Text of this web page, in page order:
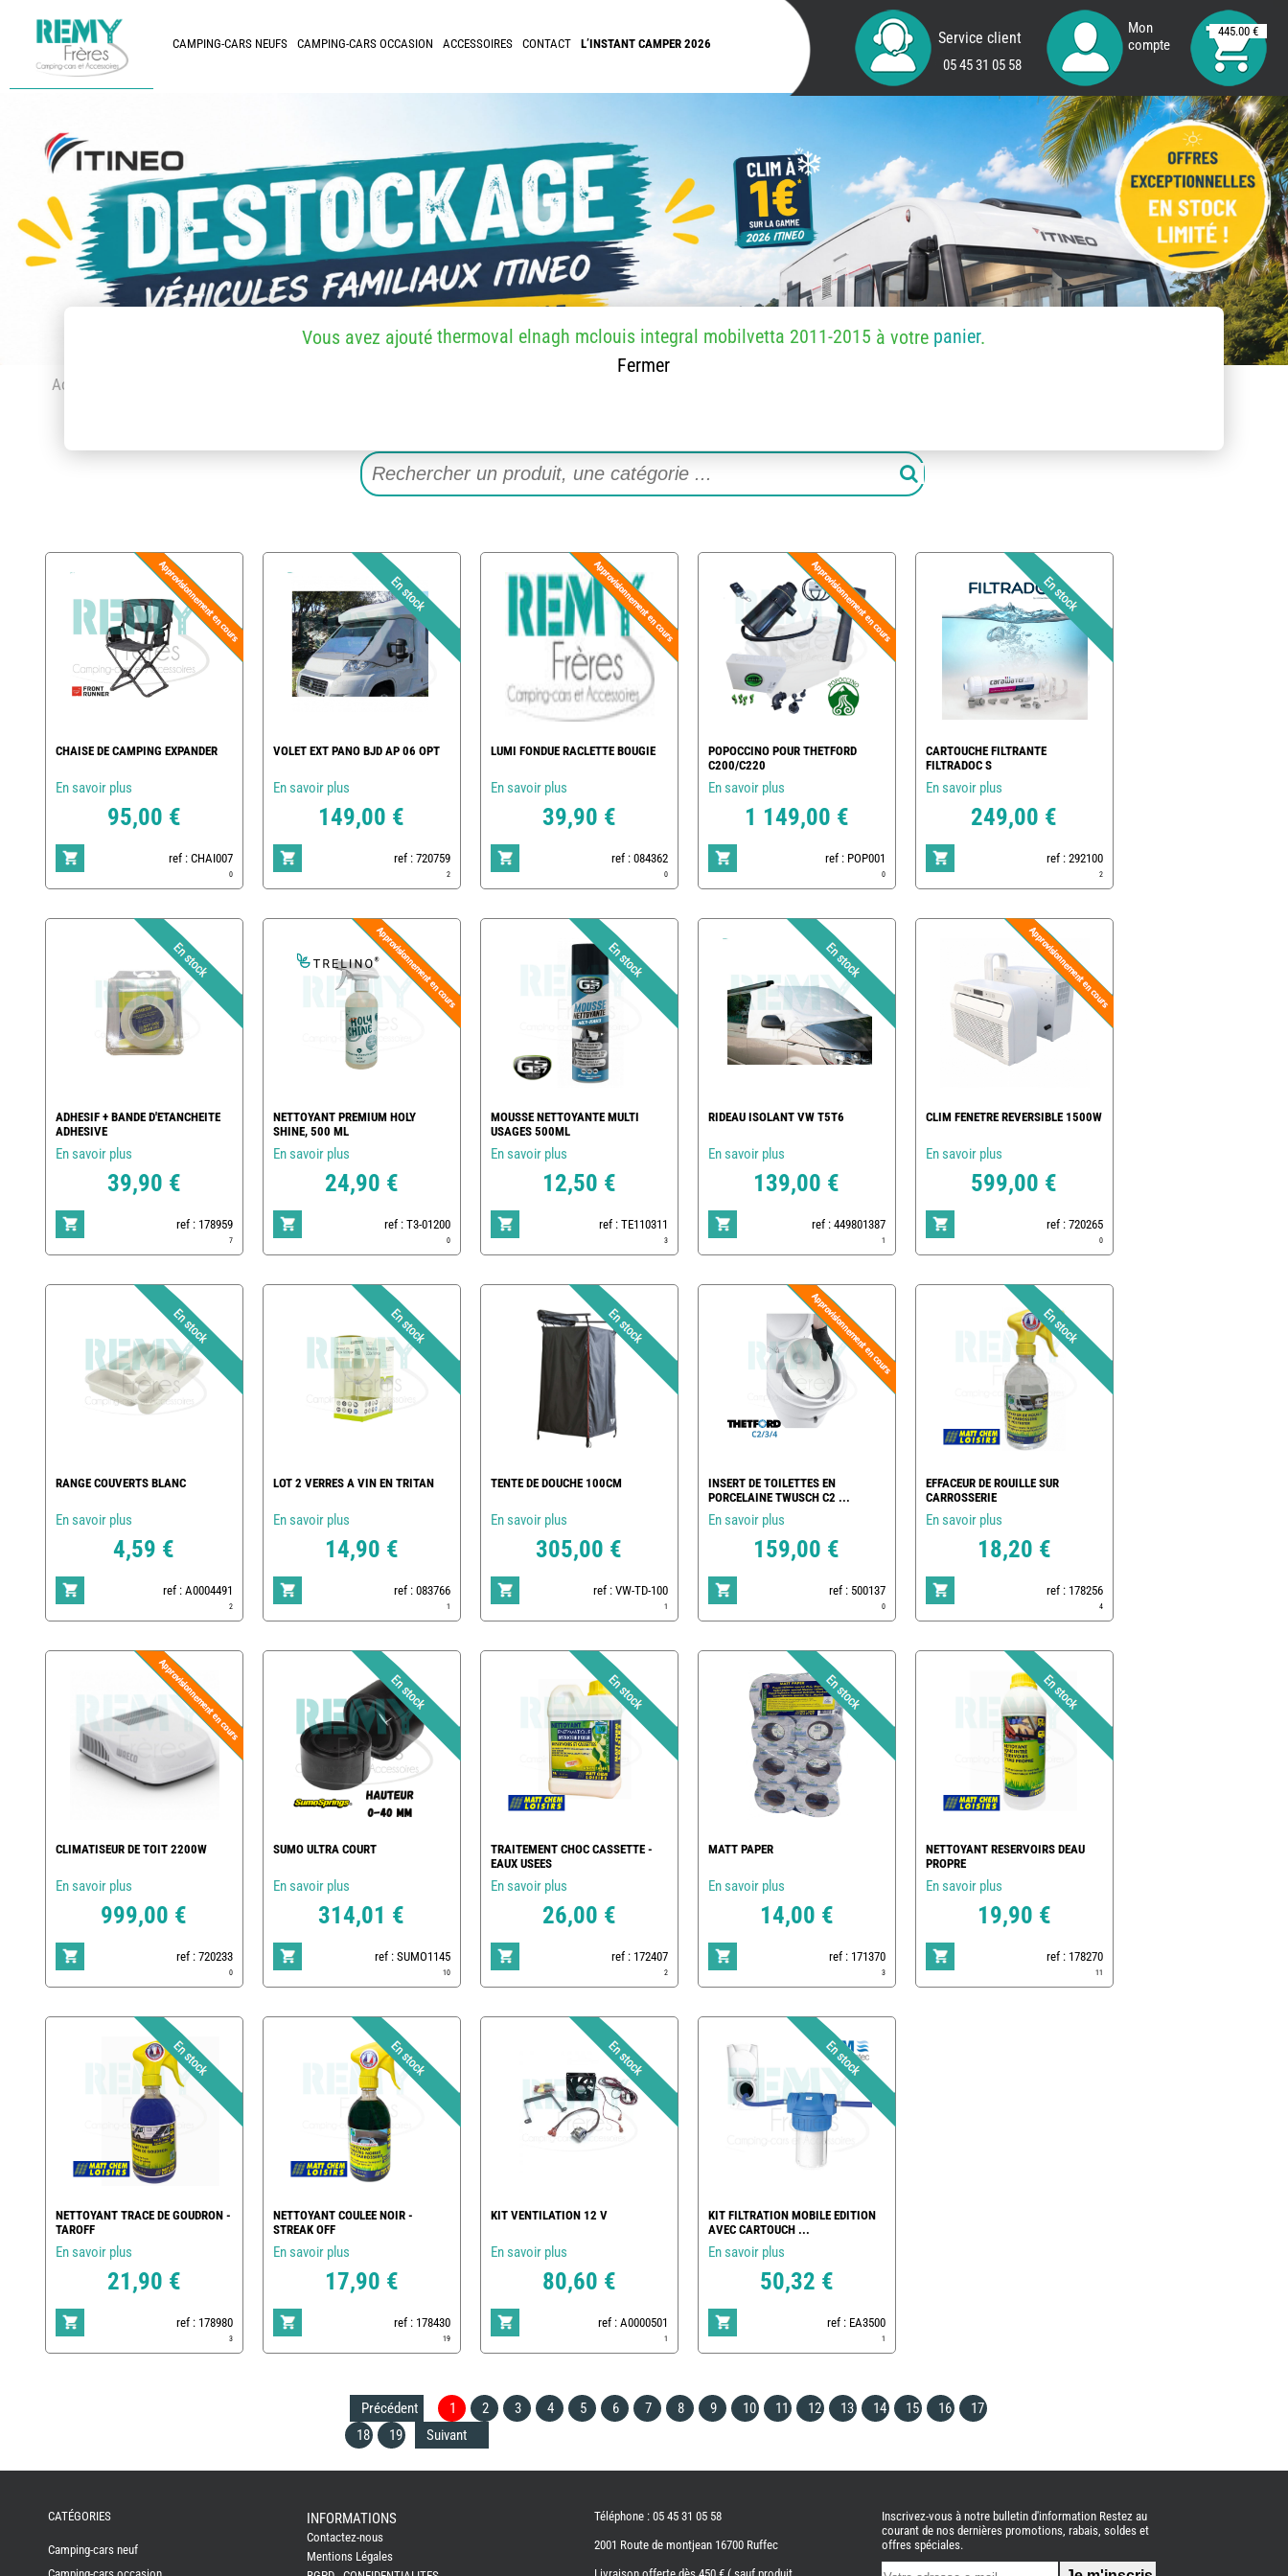
CAMPING-CARS NEUFS CAMPING-CARS OCCASION ACCESSOIRES CONTACT L’INSTANT CAMPER 2026 Service client
05 45 31 05 58
Mon
compte
445.00 €
Accueil
Vous avez ajoutéthermoval elnagh mclouis integral mobilvetta 2011-2015 à votre panier.
Fermer
CHAISE DE CAMPING EXPANDER
En savoir plus
95,00 €
ref : CHAI007
0
VOLET EXT PANO BJD AP 06 OPT
En savoir plus
149,00 €
ref : 720759
2
LUMI FONDUE RACLETTE BOUGIE
En savoir plus
39,90 €
ref : 084362
0
POPOCCINO POUR THETFORD
C200/C220
En savoir plus
1 149,00 €
ref : POP001
0
CARTOUCHE FILTRANTE
FILTRADOC S
En savoir plus
249,00 €
ref : 292100
2
ADHESIF + BANDE D'ETANCHEITE
ADHESIVE
En savoir plus
39,90 €
ref : 178959
7
NETTOYANT PREMIUM HOLY
SHINE, 500 ML
En savoir plus
24,90 €
ref : T3-01200
0
MOUSSE NETTOYANTE MULTI
USAGES 500ML
En savoir plus
12,50 €
ref : TE110311
3
RIDEAU ISOLANT VW T5T6
En savoir plus
139,00 €
ref : 449801387
1
CLIM FENETRE REVERSIBLE 1500W
En savoir plus
599,00 €
ref : 720265
0
RANGE COUVERTS BLANC
En savoir plus
4,59 €
ref : A0004491
2
LOT 2 VERRES A VIN EN TRITAN
En savoir plus
14,90 €
ref : 083766
1
TENTE DE DOUCHE 100CM
En savoir plus
305,00 €
ref : VW-TD-100
1
INSERT DE TOILETTES EN
PORCELAINE TWUSCH C2 ...
En savoir plus
159,00 €
ref : 500137
0
EFFACEUR DE ROUILLE SUR
CARROSSERIE
En savoir plus
18,20 €
ref : 178256
4
CLIMATISEUR DE TOIT 2200W
En savoir plus
999,00 €
ref : 720233
0
SUMO ULTRA COURT
En savoir plus
314,01 €
ref : SUMO1145
10
TRAITEMENT CHOC CASSETTE -
EAUX USEES
En savoir plus
26,00 €
ref : 172407
2
MATT PAPER
En savoir plus
14,00 €
ref : 171370
3
NETTOYANT RESERVOIRS DEAU
PROPRE
En savoir plus
19,90 €
ref : 178270
11
NETTOYANT TRACE DE GOUDRON -
TAROFF
En savoir plus
21,90 €
ref : 178980
3
NETTOYANT COULEE NOIR -
STREAK OFF
En savoir plus
17,90 €
ref : 178430
19
KIT VENTILATION 12 V
En savoir plus
80,60 €
ref : A0000501
1
KIT FILTRATION MOBILE EDITION
AVEC CARTOUCH ...
En savoir plus
50,32 €
ref : EA3500
1
Précédent 1 2 3 4 5 6 7 8 9 10 11 12 13 14 15 16
17
18
19 Suivant
FRERESCATÉGORIES
Camping-cars neuf
INFORMATIONS
Contactez-nous
Mentions Légales
Téléphone : 05 45 31 05 58
2001 Route de montjean 16700 Ruffec
Inscrivez-vous à notre bulletin d'information Restez au
courant de nos dernières promotions, rabais, soldes et
offres spéciales.